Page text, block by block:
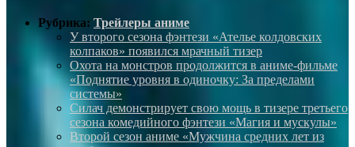
Рубрика: Трейлеры аниме
У второго сезона фэнтези «Ателье колдовских
колпаков» появился мрачный тизер
Охота на монстров продолжится в аниме-фильме
«Поднятие уровня в одиночку: За пределами
системы»
Силач демонстрирует свою мощь в тизере третьего
сезона комедийного фэнтези «Магия и мускулы»
Второй сезон аниме «Мужчина средних лет из